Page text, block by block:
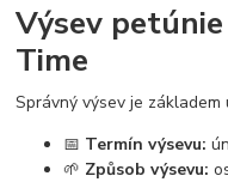
Výsev
Time
Správný výsev je základem
📅 Termín výsevu:
🌱 Způsob výsevu: